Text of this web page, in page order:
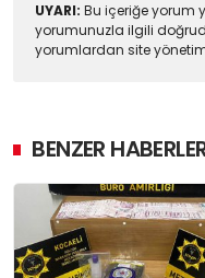
UYARI: Bu içeriğe yorum
yorumunuzla ilgili
yorumlardan site
BENZER